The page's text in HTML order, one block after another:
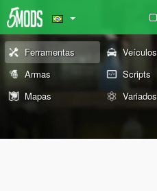
Ferramentas Veículos
Armas
Scripts
Mapas
Variados